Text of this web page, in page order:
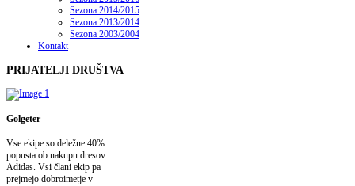
Sezona 2014/2015
Sezona 2013/2014
Sezona 2003/2004
Kontakt
PRIJATELJI DRUŠTVA
Golgeter
Vse ekipe so deležne 40%
popusta ob nakupu dresov
Adidas. Vsi člani ekip pa
prejmejo dobroimetje v